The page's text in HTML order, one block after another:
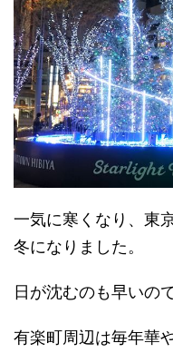
一気に寒くなり、東
冬になりました。
日が沈むのも早いの
有楽町周辺は毎年華